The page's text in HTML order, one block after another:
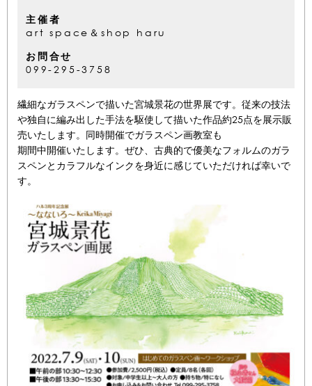
主催者
art space＆shop haru
お問合せ
099-295-3758
繊細なガラスペンで描いた宮城景花の世界展です。従来の技法
や独自に編み出した手法を駆使して描いた作品約25点を展示販
売いたします。同時開催でガラスペン画教室も
期間中開催いたします。ぜひ、古典的で優美なフォルムのガラ
スペンとカラフルなインクを身近に感じていただければ幸いで
す。